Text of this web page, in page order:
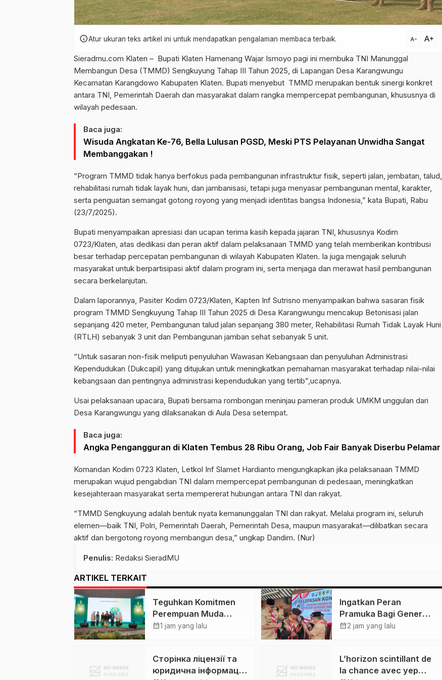
infoAtur ukuran teks artikel ini untuk mendapatkan pengalaman membaca terbaik. text_decrease text_increase
Sieradmu.com Klaten – Bupati Klaten Hamenang Wajar Ismoyo pagi ini membuka TNI Manunggal
Membangun Desa (TMMD) Sengkuyung Tahap III Tahun 2025, di Lapangan Desa Karangwungu
Kecamatan Karangdowo Kabupaten Klaten. Bupati menyebut TMMD merupakan bentuk sinergi konkret
antara TNI, Pemerintah Daerah dan masyarakat dalam rangka mempercepat pembangunan, khususnya di
wilayah pedesaan.
Baca juga:
Wisuda Angkatan Ke-76, Bella Lulusan PGSD, Meski PTS Pelayanan Unwidha Sangat
Membanggakan !
“Program TMMD tidak hanya berfokus pada pembangunan infrastruktur fisik, seperti jalan, jembatan, talud,
rehabilitasi rumah tidak layak huni, dan jambanisasi, tetapi juga menyasar pembangunan mental, karakter,
serta penguatan semangat gotong royong yang menjadi identitas bangsa Indonesia,” kata Bupati, Rabu
(23/7/2025).
Bupati menyampaikan apresiasi dan ucapan terima kasih kepada jajaran TNI, khususnya Kodim
0723/Klaten, atas dedikasi dan peran aktif dalam pelaksanaan TMMD yang telah memberikan kontribusi
besar terhadap percepatan pembangunan di wilayah Kabupaten Klaten. Ia juga mengajak seluruh
masyarakat untuk berpartisipasi aktif dalam program ini, serta menjaga dan merawat hasil pembangunan
secara berkelanjutan.
Dalam laporannya, Pasiter Kodim 0723/Klaten, Kapten Inf Sutrisno menyampaikan bahwa sasaran fisik
program TMMD Sengkuyung Tahap III Tahun 2025 di Desa Karangwungu mencakup Betonisasi jalan
sepanjang 420 meter, Pembangunan talud jalan sepanjang 380 meter, Rehabilitasi Rumah Tidak Layak Huni
(RTLH) sebanyak 3 unit dan Pembangunan jamban sehat sebanyak 5 unit.
“Untuk sasaran non-fisik meliputi penyuluhan Wawasan Kebangsaan dan penyuluhan Administrasi
Kependudukan (Dukcapil) yang ditujukan untuk meningkatkan pemahaman masyarakat terhadap nilai-nilai
kebangsaan dan pentingnya administrasi kependudukan yang tertib”,ucapnya.
Usai pelaksanaan upacara, Bupati bersama rombongan meninjau pameran produk UMKM unggulan dari
Desa Karangwungu yang dilaksanakan di Aula Desa setempat.
Baca juga:
Angka Pengangguran di Klaten Tembus 28 Ribu Orang, Job Fair Banyak Diserbu Pelamar
Komandan Kodim 0723 Klaten, Letkol Inf Slamet Hardianto mengungkapkan jika pelaksanaan TMMD
merupakan wujud pengabdian TNI dalam mempercepat pembangunan di pedesaan, meningkatkan
kesejahteraan masyarakat serta mempererat hubungan antara TNI dan rakyat.
“TMMD Sengkuyung adalah bentuk nyata kemanunggalan TNI dan rakyat. Melalui program ini, seluruh
elemen—baik TNI, Polri, Pemerintah Daerah, Pemerintah Desa, maupun masyarakat—dilibatkan secara
aktif dan bergotong royong membangun desa,” ungkap Dandim. (Nur)
Penulis: Redaksi SieradMU
ARTIKEL TERKAIT
Teguhkan Komitmen
Perempuan Muda
Berkemajuan, Haedar
Aisyiyah di Solo
calendar_month1 jam yang lalu
Ingatkan Peran
Pramuka Bagi Generasi
Digital, Ketua Mabicab
Peserta Jamnas XII
calendar_month2 jam yang lalu
Сторінка ліцензії та
юридична інформація
L’horizon scintillant de
la chance avec yep